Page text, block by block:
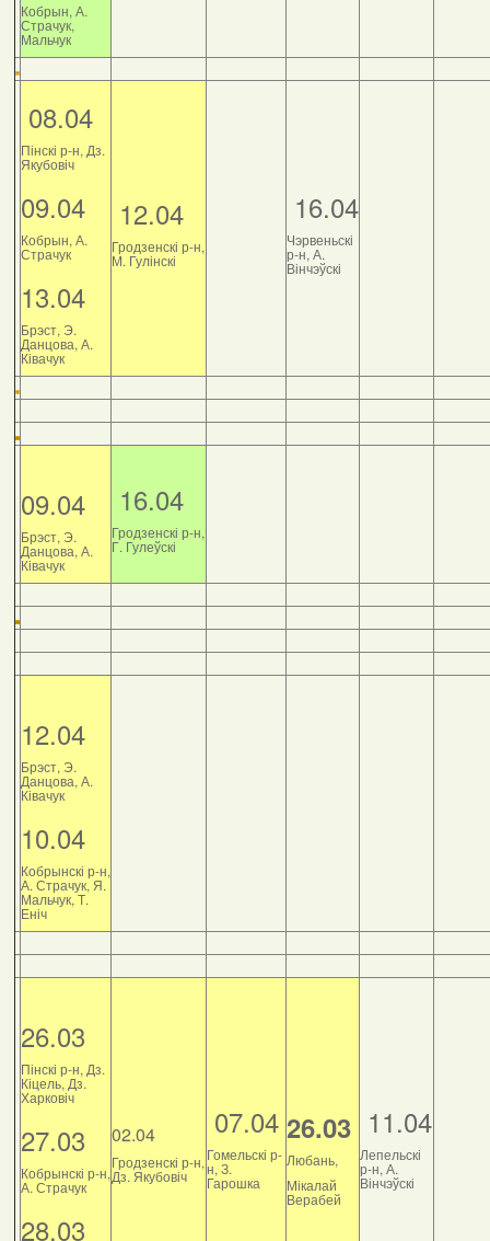
Кобрын, А.
Страчук,
Мальчук
08.04
Пінскі р-н, Дз.
Якубовіч
09.04
Кобрын, А.
Страчук
13.04
Брэст, Э.
Данцова, А.
Ківачук
12.04
Гродзенскі р-н,
М. Гулінскі
16.04
Чэрвеньскі
р-н, А.
Вінчэўскі
09.04
Брэст, Э.
Данцова, А.
Ківачук
16.04
Гродзенскі р-н,
Г. Гулеўскі
12.04
Брэст, Э.
Данцова, А.
Ківачук
10.04
Кобрынскі р-н,
А. Страчук, Я.
Мальчук, Т.
Еніч
26.03
Пінскі р-н, Дз.
Кіцель, Дз.
Харковіч
27.03
Кобрынскі р-н,
А. Страчук
28.03
02.04
Гродзенскі р-н,
Дз. Якубовіч
07.04
Гомельскі р-
н, З.
Гарошка
26.03
Любань,
Мікалай
Верабей
11.04
Лепельскі
р-н, А.
Вінчэўскі